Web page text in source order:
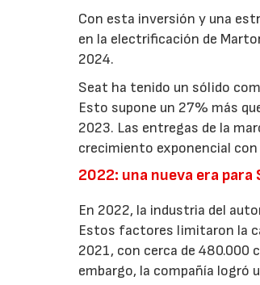
Con esta inversión y una
en la electrificación de
2024.
Seat ha tenido un sólido
Esto supone un 27% más
2023. Las entregas de la
crecimiento exponencial
2022: una nueva era para
En 2022, la industria del
Estos factores limitaron la
2021, con cerca de 480.000
embargo, la compañía